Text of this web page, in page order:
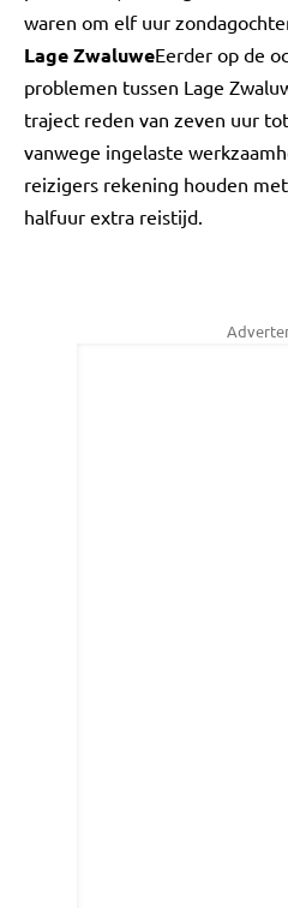
waren om elf uur
Lage ZwaluweEerder op de
problemen tussen Lage
traject reden van zeven uur
vanwege ingelaste
reizigers rekening houden
halfuur extra reistijd.